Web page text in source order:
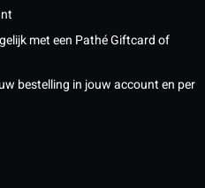
met een Pathé Giftcard of
bestelling in jouw account en per